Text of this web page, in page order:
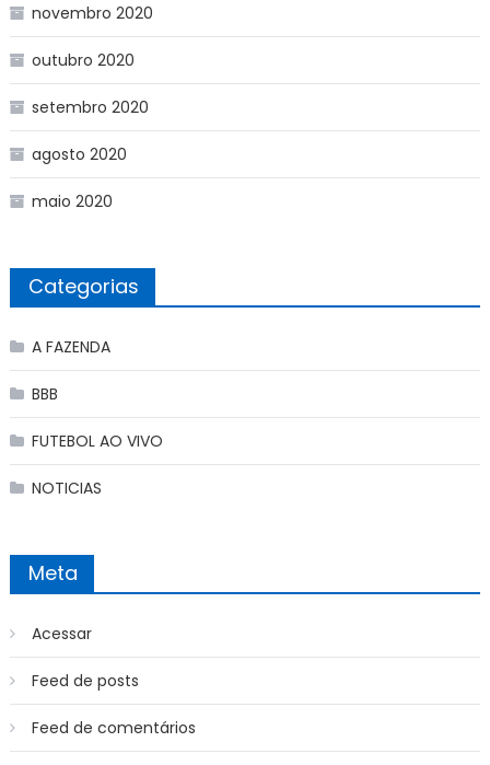
novembro 2020
outubro 2020
setembro 2020
agosto 2020
maio 2020
Categorias
A FAZENDA
BBB
FUTEBOL AO VIVO
NOTICIAS
Meta
Acessar
Feed de posts
Feed de comentários